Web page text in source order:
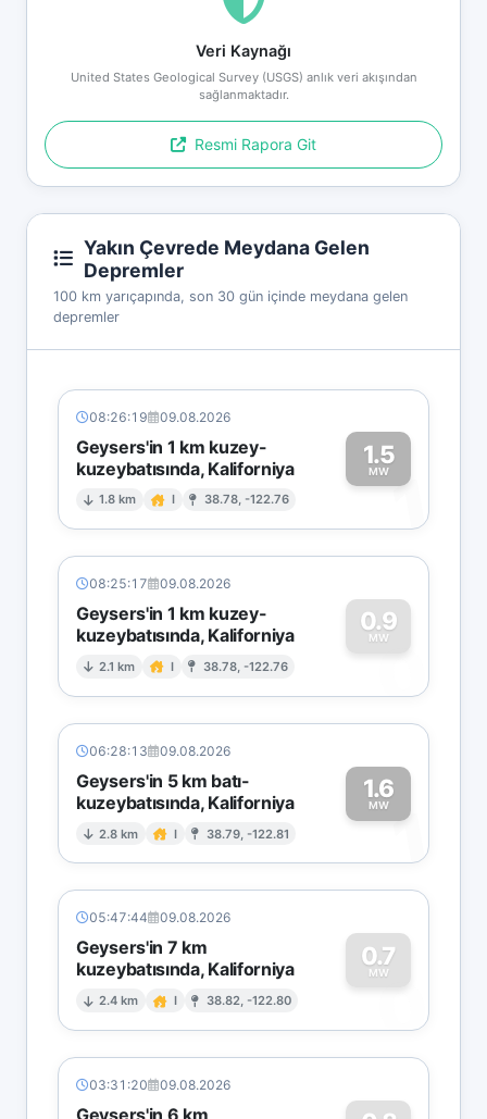
Veri Kaynağı
United States Geological Survey (USGS) anlık veri akışından
sağlanmaktadır.
Resmi Rapora Git
Yakın Çevrede Meydana Gelen
Depremler
100 km yarıçapında, son 30 gün içinde meydana gelen
depremler
08:26:19 09.08.2026
Geysers'in 1 km kuzey-
kuzeybatısında, Kaliforniya
1.8 km I 38.78, -122.76
1.5
MW1
08:25:17 09.08.2026
Geysers'in 1 km kuzey-
kuzeybatısında, Kaliforniya
2.1 km I 38.78, -122.76
0.9
MW
0
06:28:13 09.08.2026
Geysers'in 5 km batı-
kuzeybatısında, Kaliforniya
2.8 km I 38.79, -122.81
1.6
MW1
05:47:44 09.08.2026
Geysers'in 7 km
kuzeybatısında, Kaliforniya
2.4 km I 38.82, -122.80
0.7
MW
0
03:31:20 09.08.2026
Geysers'in 6 km